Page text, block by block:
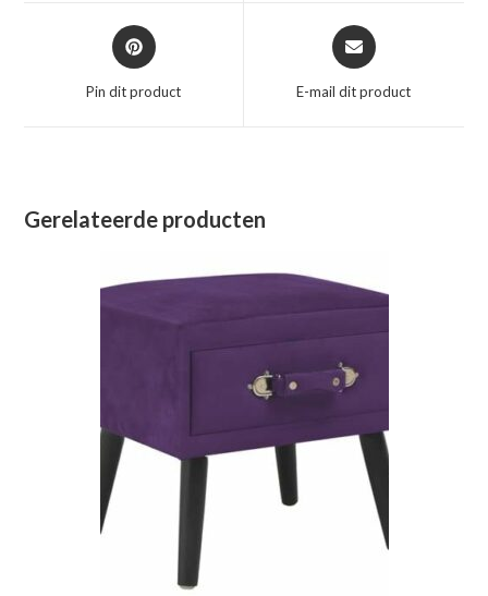
Opent
in
nieuw
Pin dit product
Opent
in
nieuw
E-mail dit product
Gerelateerde producten